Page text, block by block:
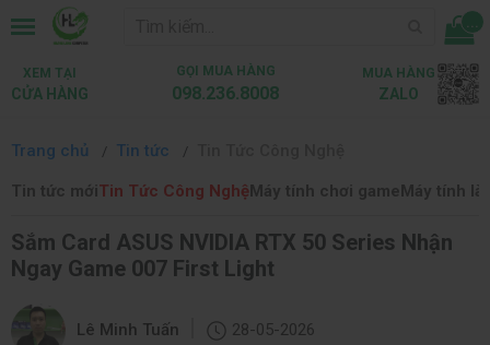
...
XEM TẠI
CỬA HÀNG
GỌI MUA HÀNG
098.236.8008
MUA HÀNG
ZALO
Trang chủ Tin tức
Tin tức mớiTin Tức Công NghệMáy tính chơi gameMáy tính
Sắm Card ASUS NVIDIA RTX 50 Series Nhận
Ngay Game 007 First Light
Lê Minh Tuấn 28-05-2026